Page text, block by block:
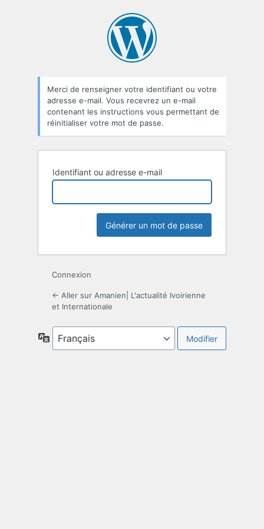
oublié
Merci de renseigner votre identifiant ou votre
adresse e-mail. Vous recevrez un e-mail
contenant les instructions vous permettant de
réinitialiser votre mot de passe.
Identifiant ou adresse e-mail
Connexion
← Aller sur Amanien| L'actualité Ivoirienne
et Internationale
Langue